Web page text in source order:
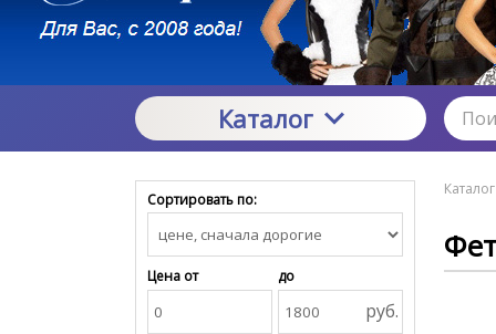
Каталог
Сортировать по:
Цена от до
руб.
Каталог